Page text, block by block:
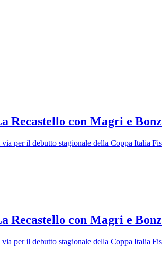
Recastello con Magri e
per il debutto stagionale della Coppa Italia
Recastello con Magri e
per il debutto stagionale della Coppa Italia